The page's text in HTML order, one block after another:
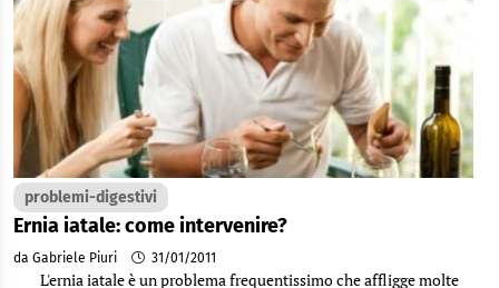
problemi-digestivi
Ernia iatale: come intervenire?
da Gabriele Piuri 31/01/2011
L'ernia iatale è un problema frequentissimo che affligge molte